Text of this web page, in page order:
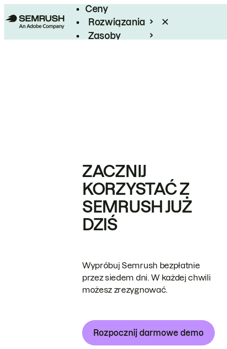
Ceny
Rozwiązania
Zasoby
ZACZNIJ
KORZYSTAĆ Z
SEMRUSH JUŻ
DZIŚ
Wypróbuj Semrush bezpłatnie
przez siedem dni. W każdej chwili
możesz zrezygnować.
Rozpocznij darmowe demo